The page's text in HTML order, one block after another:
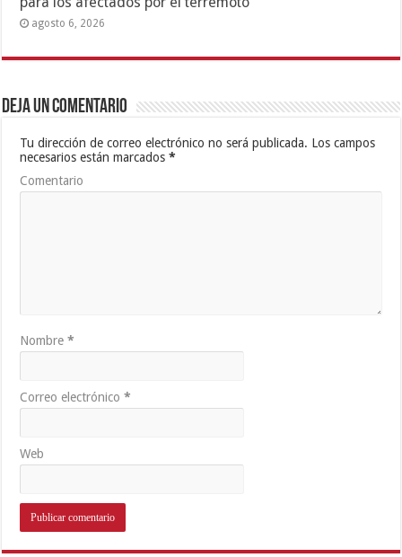
agosto 6, 2026
Deja un comentario
Tu dirección de correo electrónico no será publicada. Los campos
necesarios están marcados*
Comentario
Nombre*
Correo electrónico*
Web